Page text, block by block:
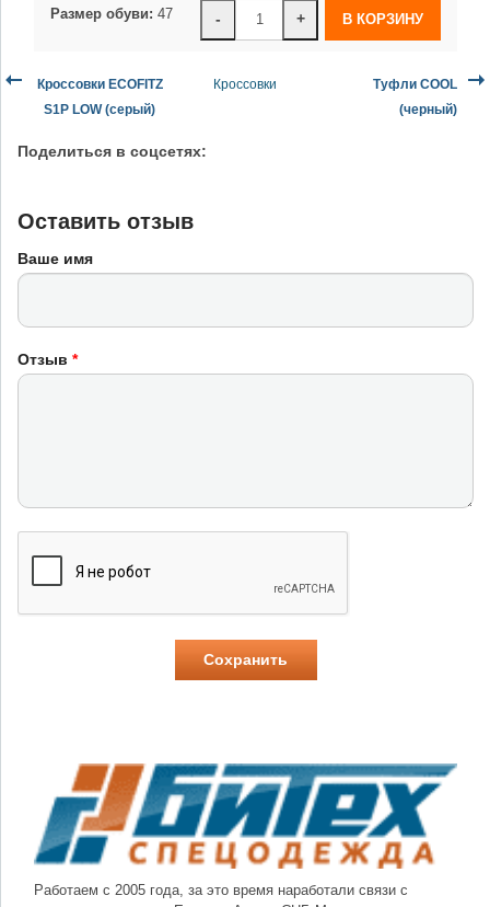
- +
Размер обуви: 47
Кроссовки ECOFITZ
S1P LOW (серый)
Кроссовки
Туфли COOL
(черный)
Поделиться в соцсетях:
Оставить отзыв
Ваше имя
Отзыв *
Работаем с 2005 года, за это время наработали связи с